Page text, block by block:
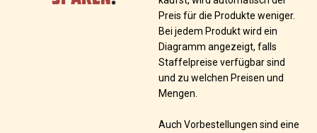
Preis für die Produkte weniger.
Bei jedem Produkt wird ein
Diagramm angezeigt, falls
Staffelpreise verfügbar sind
und zu welchen Preisen und
Mengen.
Auch Vorbestellungen sind eine